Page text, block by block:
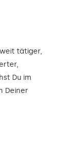
tätiger,
Du im
Deiner